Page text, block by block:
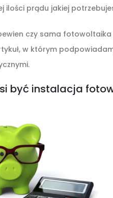
ilości prądu jakiej
czy sama
w którym
być instalacja